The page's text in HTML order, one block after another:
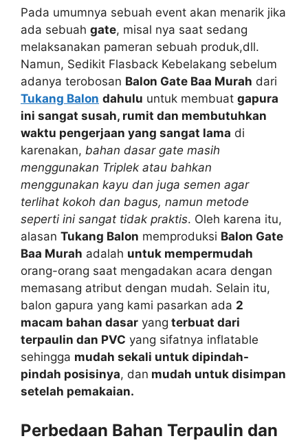
Pada umumnya sebuah event akan menarik jika
ada sebuah gate, misal nya saat sedang
melaksanakan pameran sebuah produk,dll.
Namun, Sedikit Flasback Kebelakang sebelum
adanya terobosan Balon Gate Baa Murah dari
Tukang Balon dahulu untuk membuat gapura
ini sangat susah, rumit dan membutuhkan
waktu pengerjaan yang sangat lama di
karenakan, bahan dasar gate masih
menggunakan Triplek atau bahkan
menggunakan kayu dan juga semen agar
terlihat kokoh dan bagus, namun metode
seperti ini sangat tidak praktis. Oleh karena itu,
alasan Tukang Balon memproduksi Balon Gate
Baa Murah adalah untuk mempermudah
orang-orang saat mengadakan acara dengan
memasang atribut dengan mudah. Selain itu,
balon gapura yang kami pasarkan ada 2
macam bahan dasar yang terbuat dari
terpaulin dan PVC yang sifatnya inflatable
sehingga mudah sekali untuk dipindah-
pindah posisinya, dan mudah untuk disimpan
setelah pemakaian.
Perbedaan Bahan Terpaulin dan